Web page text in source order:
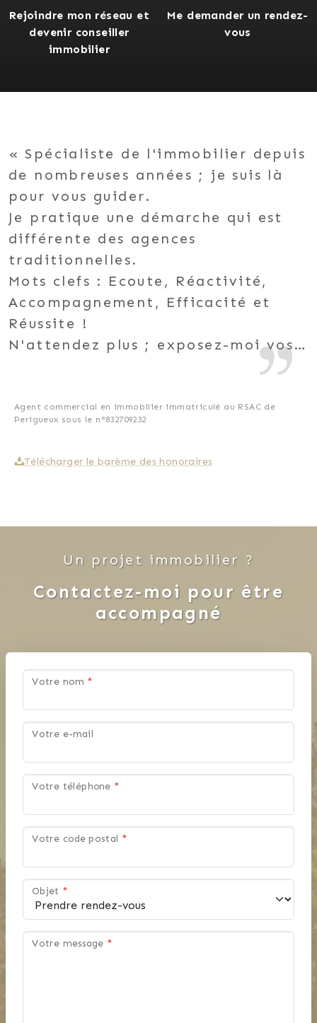
Rejoindre mon réseau et
devenir conseiller
immobilier
Me demander un rendez-
vous
Spécialiste de l'immobilier depuis
de nombreuses années ; je suis là
pour vous guider.
Je pratique une démarche qui est
différente des agences
traditionnelles.
Mots clefs : Ecoute, Réactivité,
Accompagnement, Efficacité et
Réussite !
N'attendez plus ; exposez-moi vos
projets / vos envies et je me ferai
jusqu'à la réussite !
À bientôt,
Votre agent de proximité,
Agent commercial en immobilier immatriculé au RSAC de
Perigueux sous le n°832709232
Télécharger le barème des honoraires
Un projet immobilier ?
Contactez-moi pour être
accompagné
Votre nom *
Votre e-mail
Votre téléphone *
Votre code postal *
Objet *
Votre message *